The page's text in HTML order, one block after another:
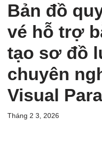
Bản đồ
vé hỗ trợ
tạo sơ đồ
chuyên
Visual
Tháng 2 3, 2026